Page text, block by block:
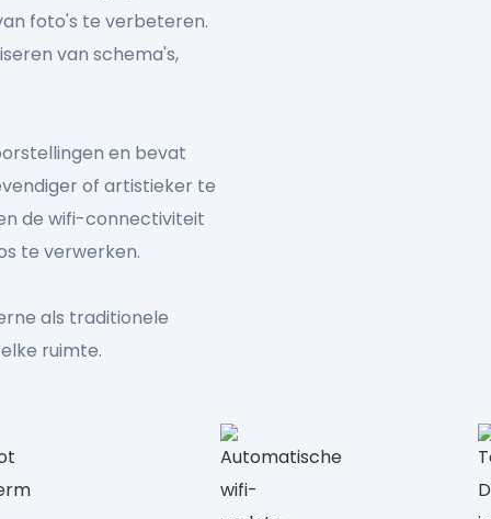
foto's te verbeteren.
van schema's,
en bevat
of artistieker te
de wifi-connectiviteit
te verwerken.
als traditionele
ruimte.